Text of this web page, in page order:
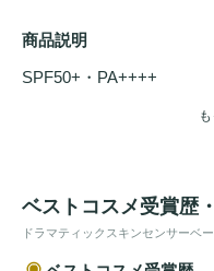
商品説明
SPF50+・PA++++
感知して、水分を放出し
ベストコスメ受賞歴
ドラマティックスキンセンサーベ